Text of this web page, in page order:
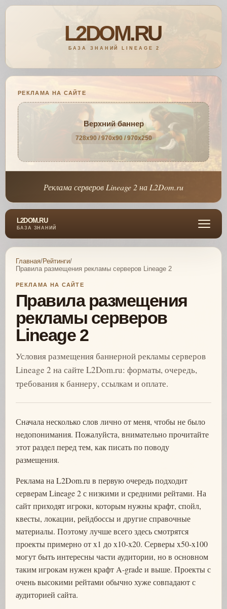
РЕКЛАМА НА САЙТЕ
Верхний баннер
728x90 / 970x90 / 970x250
Реклама серверов Lineage 2 на L2Dom.ru
L2DOM.RU
БАЗА ЗНАНИЙ
Главная/Рейтинги/
Правила размещения рекламы серверов Lineage 2
РЕКЛАМА НА САЙТЕ
Правила размещения
рекламы серверов
Lineage 2
Условия размещения баннерной рекламы серверов
Lineage 2 на сайте L2Dom.ru: форматы, очередь,
требования к баннеру, ссылкам и оплате.
Сначала несколько слов лично от меня, чтобы не было
недопонимания. Пожалуйста, внимательно прочитайте
этот раздел перед тем, как писать по поводу
размещения.
Реклама на L2Dom.ru в первую очередь подходит
серверам Lineage 2 с низкими и средними рейтами. На
сайт приходят игроки, которым нужны крафт, спойл,
квесты, локации, рейдбоссы и другие справочные
материалы. Поэтому лучше всего здесь смотрятся
проекты примерно от x1 до x10-x20. Серверы x50-x100
могут быть интересны части аудитории, но в основном
таким игрокам нужен крафт A-grade и выше. Проекты с
очень высокими рейтами обычно хуже совпадают с
аудиторией сайта.